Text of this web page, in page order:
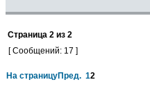
Страница 2 из 2
[ Сообщений: 17 ]
На страницуПред. 12